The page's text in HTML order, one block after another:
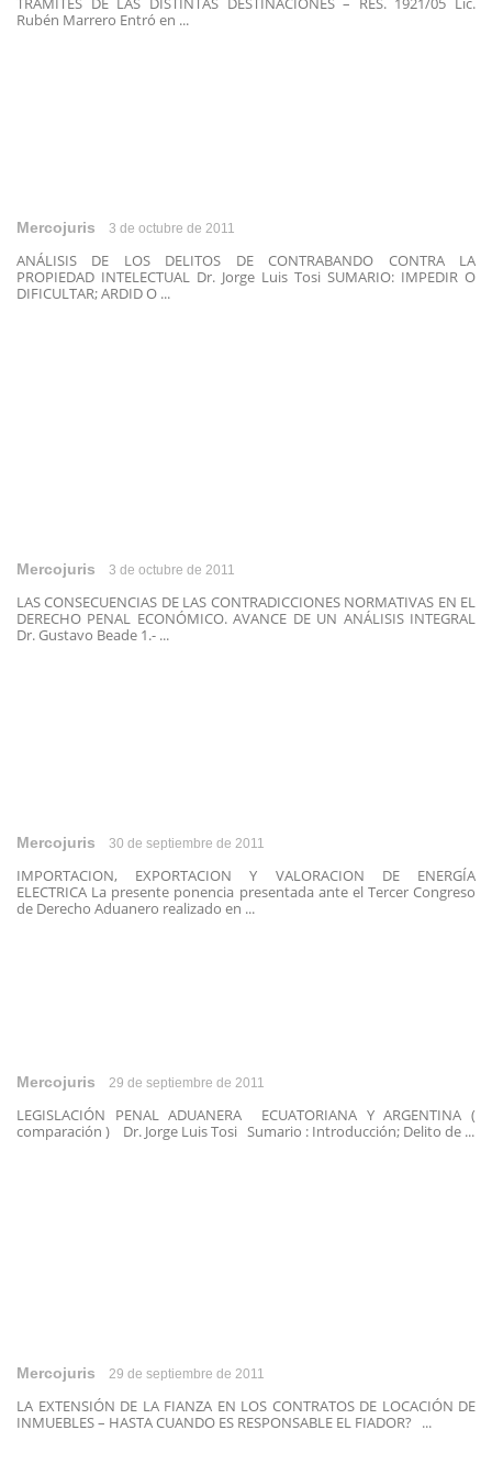
Rubén Marrero Entró en ...
Mercojuris 3 de octubre de 2011
ANÁLISIS DE LOS DELITOS DE CONTRABANDO CONTRA LA
PROPIEDAD INTELECTUAL Dr. Jorge Luis Tosi SUMARIO: IMPEDIR O
DIFICULTAR; ARDID O ...
Mercojuris 3 de octubre de 2011
LAS CONSECUENCIAS DE LAS CONTRADICCIONES NORMATIVAS EN EL
DERECHO PENAL ECONÓMICO. AVANCE DE UN ANÁLISIS INTEGRAL
Dr. Gustavo Beade 1.- ...
Mercojuris 30 de septiembre de 2011
IMPORTACION, EXPORTACION Y VALORACION DE ENERGÍA
ELECTRICA La presente ponencia presentada ante el Tercer Congreso
de Derecho Aduanero realizado en ...
Mercojuris 29 de septiembre de 2011
LEGISLACIÓN PENAL ADUANERA ECUATORIANA Y ARGENTINA (
comparación ) Dr. Jorge Luis Tosi Sumario : Introducción; Delito de ...
Mercojuris 29 de septiembre de 2011
LA EXTENSIÓN DE LA FIANZA EN LOS CONTRATOS DE LOCACIÓN DE
INMUEBLES – HASTA CUANDO ES RESPONSABLE EL FIADOR? ...